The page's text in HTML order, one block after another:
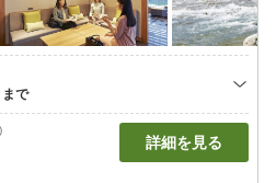
詳細を見る